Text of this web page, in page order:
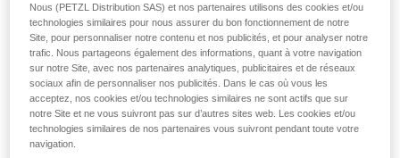
équipe, à votre quotidien de travailleur sur corde ou encore
d'élagueur. Son port est confortable, grâce au matelassage
sur les zones de contact. Ses poches de différents formats
et ses nombreux porte-matériel vous permettent d'organiser
et de sécuriser votre équipement. Ses différentes options
d'ouverture vous permettent d'accéder à ce dont vous avez
besoin rapidement et facilement. Il peut également être
totalement ouvert et posé au sol, le temps de la préparation
avant l'intervention. Sa construction robuste, avec bâche en
Nous (PETZL Distribution SAS) et nos partenaires utilisons des cookies et/ou
technologies similaires pour nous assurer du bon fonctionnement de notre
Site, pour personnaliser notre contenu et nos publicités, et pour analyser notre
trafic. Nous partageons également des informations, quant à votre navigation
sur notre Site, avec nos partenaires analytiques, publicitaires et de réseaux
sociaux afin de personnaliser nos publicités. Dans le cas où vous les
acceptez, nos cookies et/ou technologies similaires ne sont actifs que sur
notre Site et ne vous suivront pas sur d’autres sites web. Les cookies et/ou
technologies similaires de nos partenaires vous suivront pendant toute votre
navigation.